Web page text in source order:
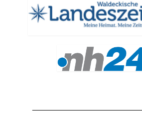
20
Staffellöschfahrzeug StLF